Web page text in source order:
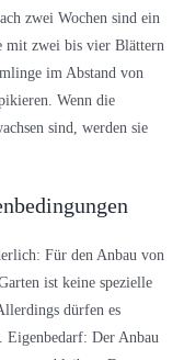
zwei Wochen sind ein
mit zwei bis vier Blättern
im Abstand von
Wenn die
sind, werden sie
Für den Anbau von
ist keine spezielle
dürfen es
Eigenbedarf: Der Anbau